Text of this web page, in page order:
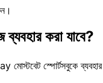
ব্যবহার করা যাবে?
স্পোর্টসবুকে ব্যবহার